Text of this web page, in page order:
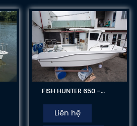
FISH HUNTER 650 -
Xuất Khẩu Hàn Quốc
Liên hệ